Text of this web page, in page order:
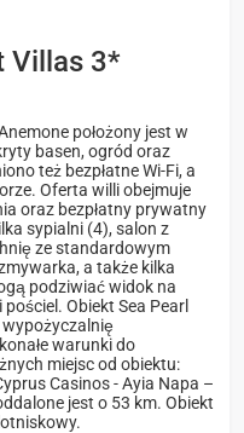
Villas 3*
położony jest w
basen, ogród oraz
też bezpłatne Wi-Fi, a
Oferta willi obejmuje
oraz bezpłatny prywatny
sypialni (4), salon z
ze standardowym
a także kilka
podziwiać widok na
Obiekt Sea Pearl
wypożyczalnię
warunki do
miejsc od obiektu:
Casinos - Ayia Napa –
jest o 53 km. Obiekt